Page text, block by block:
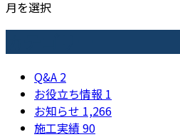
月を選択
Q&A 2
お役立ち情報 1
お知らせ 1,266
施工実績90